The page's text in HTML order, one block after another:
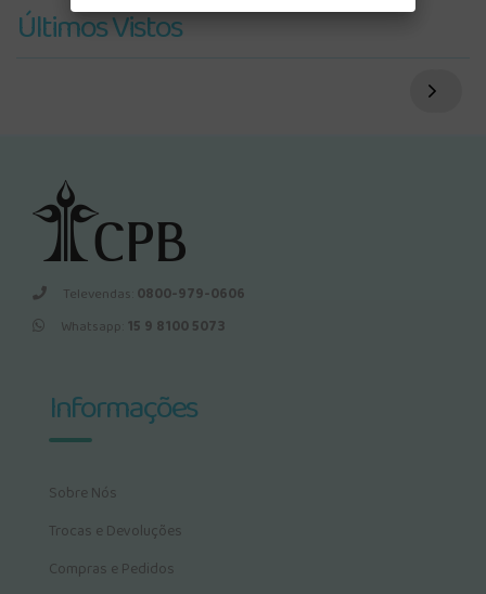
Últimos Vistos
Televendas: 0800-979-0606
Whatsapp: 15 9 8100 5073
Informações
Sobre Nós
Trocas e Devoluções
Compras e Pedidos